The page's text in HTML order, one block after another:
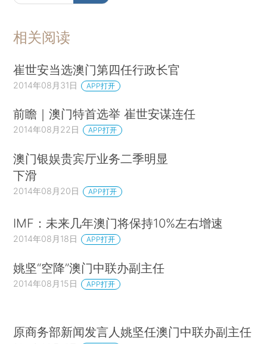
相关阅读
崔世安当选澳门第四任行政长官
2014年08月31日 APP打开
前瞻｜澳门特首选举 崔世安谋连任
2014年08月22日 APP打开
澳门银娱贵宾厅业务二季明显
下滑
2014年08月20日 APP打开
IMF：未来几年澳门将保持10%左右增速
2014年08月18日 APP打开
姚坚“空降”澳门中联办副主任
2014年08月15日 APP打开
原商务部新闻发言人姚坚任澳门中联办副主任